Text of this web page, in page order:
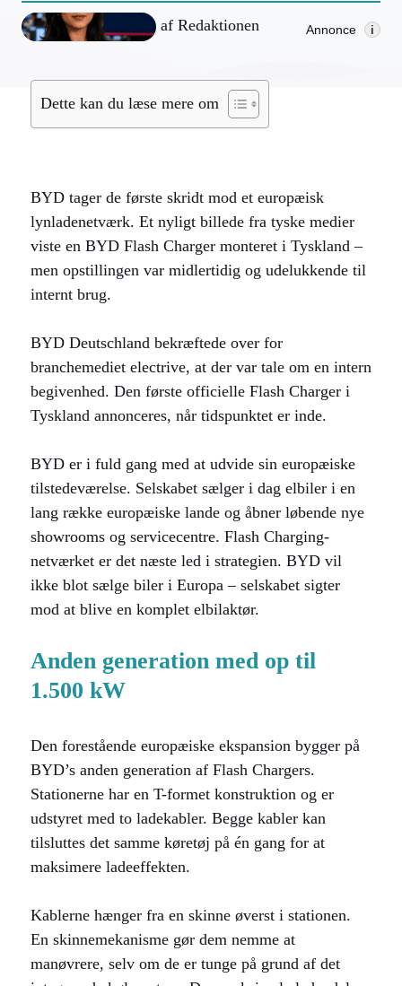
af Redaktionen Annonce i
Dette kan du læse mere om
BYD tager de første skridt mod et europæisk
lynladenetværk. Et nyligt billede fra tyske medier
viste en BYD Flash Charger monteret i Tyskland –
men opstillingen var midlertidig og udelukkende til
internt brug.
BYD Deutschland bekræftede over for
branchemediet electrive, at der var tale om en intern
begivenhed. Den første officielle Flash Charger i
Tyskland annonceres, når tidspunktet er inde.
BYD er i fuld gang med at udvide sin europæiske
tilstedeværelse. Selskabet sælger i dag elbiler i en
lang række europæiske lande og åbner løbende nye
showrooms og servicecentre. Flash Charging-
netværket er det næste led i strategien. BYD vil
ikke blot sælge biler i Europa – selskabet sigter
mod at blive en komplet elbilaktør.
Anden generation med op til
1.500 kW
Den forestående europæiske ekspansion bygger på
BYD’s anden generation af Flash Chargers.
Stationerne har en T-formet konstruktion og er
udstyret med to ladekabler. Begge kabler kan
tilsluttes det samme køretøj på én gang for at
maksimere ladeeffekten.
Kablerne hænger fra en skinne øverst i stationen.
En skinnemekanisme gør dem nemme at
manøvrere, selv om de er tunge på grund af det